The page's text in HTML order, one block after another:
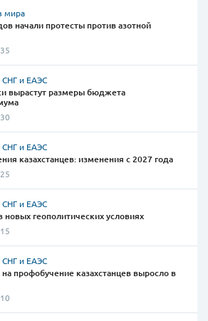
мира
начали протесты против азотной
СНГ и ЕАЭС
вырастут размеры бюджета
СНГ и ЕАЭС
казахстанцев: изменения с 2027 года
СНГ и ЕАЭС
геополитических условиях
СНГ и ЕАЭС
профобучение казахстанцев выросло в